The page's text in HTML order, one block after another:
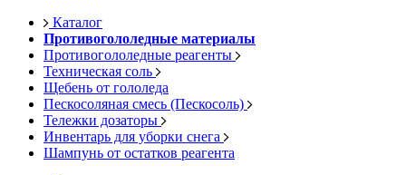
Каталог
Противогололедные материалы
Противогололедные реагенты
Техническая соль
Щебень от гололеда
Пескосоляная смесь (Пескосоль)
Тележки дозаторы
Инвентарь для уборки снега
Шампунь от остатков реагента